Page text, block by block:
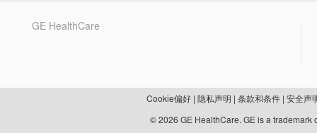
GE HealthCare
Cookie偏好| 隐私声明 | 条款和条件| 安全声
© 2026 GE HealthCare. GE is a